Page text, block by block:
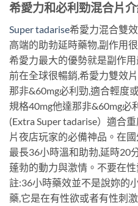
希愛力和必利勁混合片
Super tadarise希愛力混合雙
高端的助勃延時藥物,副作用
希愛力最大的優勢就是副作
前在全球很暢銷,希愛力雙效
那非&60mg必利勁,適合輕度
規格40mg他達那非&60mg必
(Extra Super tadarise）適合
片夜店玩家的必備神品。在
最長36小時溫和助勃,延時20
蓬勃的動力與激情。不要在
註:36小時藥效並不是說妳的
藥,它是在有性欲或者有性刺